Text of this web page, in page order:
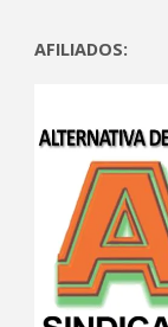
AFILIADOS: